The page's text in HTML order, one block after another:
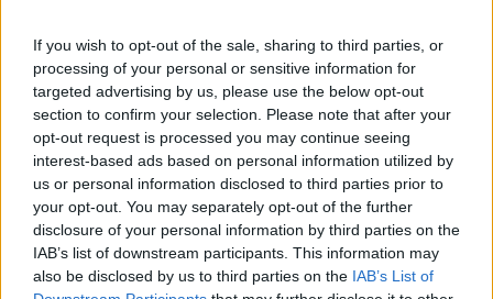
If you wish to opt-out of the sale, sharing to third parties, or
processing of your personal or sensitive information for
targeted advertising by us, please use the below opt-out
section to confirm your selection. Please note that after your
opt-out request is processed you may continue seeing
interest-based ads based on personal information utilized by
us or personal information disclosed to third parties prior to
your opt-out. You may separately opt-out of the further
disclosure of your personal information by third parties on the
IAB’s list of downstream participants. This information may
also be disclosed by us to third parties on the IAB’s List of
Selezioniamo per te
Il meglio di